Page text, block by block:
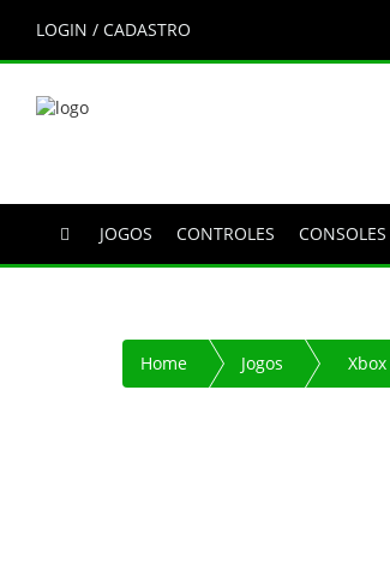
LOGIN / CADASTRO
JOGOS CONTROLES CONSOLES
Home Jogos